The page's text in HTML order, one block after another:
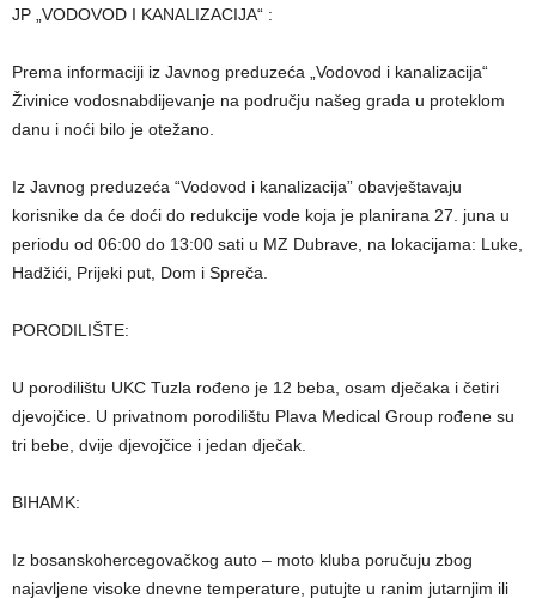
JP „VODOVOD I KANALIZACIJA“ :
Prema informaciji iz Javnog preduzeća „Vodovod i kanalizacija“
Živinice vodosnabdijevanje na području našeg grada u proteklom
danu i noći bilo je otežano.
Iz Javnog preduzeća “Vodovod i kanalizacija” obavještavaju
korisnike da će doći do redukcije vode koja je planirana 27. juna u
periodu od 06:00 do 13:00 sati u MZ Dubrave, na lokacijama: Luke,
Hadžići, Prijeki put, Dom i Spreča.
PORODILIŠTE:
U porodilištu UKC Tuzla rođeno je 12 beba, osam dječaka i četiri
djevojčice. U privatnom porodilištu Plava Medical Group rođene su
tri bebe, dvije djevojčice i jedan dječak.
BIHAMK:
Iz bosanskohercegovačkog auto – moto kluba poručuju zbog
najavljene visoke dnevne temperature, putujte u ranim jutarnjim ili